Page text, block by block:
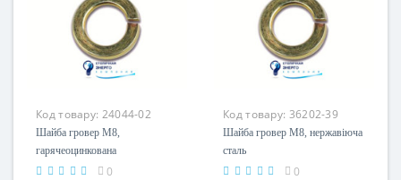
Код товару: 24044-02
Шайба гровер М8,
гарячеоцинкована
0
Код товару: 36202-39
Шайба гровер М8, нержавіюча
сталь
0